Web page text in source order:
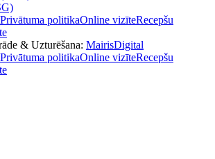
Privātuma politikaOnline vizīteRecepšu
& Uzturēšana: MairisDigital
Privātuma politikaOnline vizīteRecepšu